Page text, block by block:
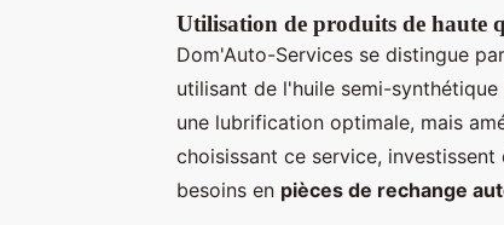
Utilisation de produits de haute
Dom'Auto-Services se distingue
utilisant de l'huile semi-
une lubrification optimale, mais
choisissant ce service,
besoins en pièces de rechange